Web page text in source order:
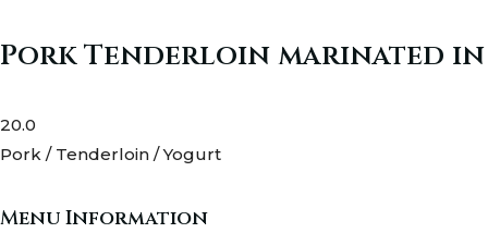
Pork Tenderloin marinated
20.0
Pork / Tenderloin / Yogurt
Menu Information